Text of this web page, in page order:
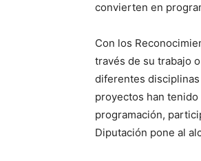
convierten en
Con los
través de su trabajo
diferentes
proyectos han tenido
programación,
Diputación pone al